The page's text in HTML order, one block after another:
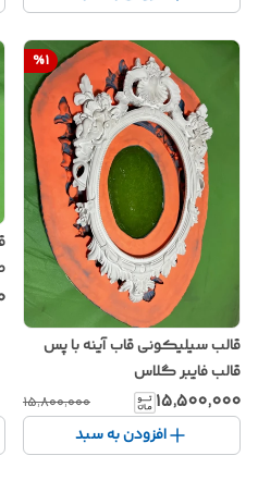
%1
قالب سیلیکونی قاب آینه با پس
قالب فایبر گلاس
۱۵٬۵۰۰٬۰۰۰ ۱۵٬۸۰۰٬۰۰۰
افزودن به سبد